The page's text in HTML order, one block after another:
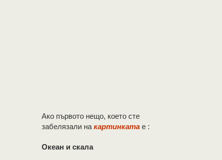
Ако първото нещо, което сте
забелязали на картинката е :
Океан и скала